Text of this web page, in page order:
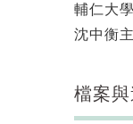
輔仁大
沈中衡
檔案